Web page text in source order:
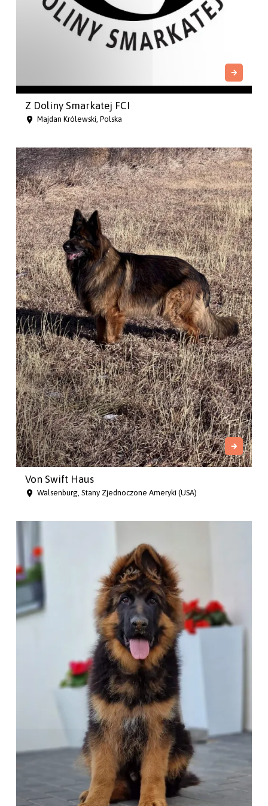
Z Doliny Smarkatej FCI
Majdan Królewski, Polska
Von Swift Haus
Walsenburg, Stany Zjednoczone Ameryki (USA)